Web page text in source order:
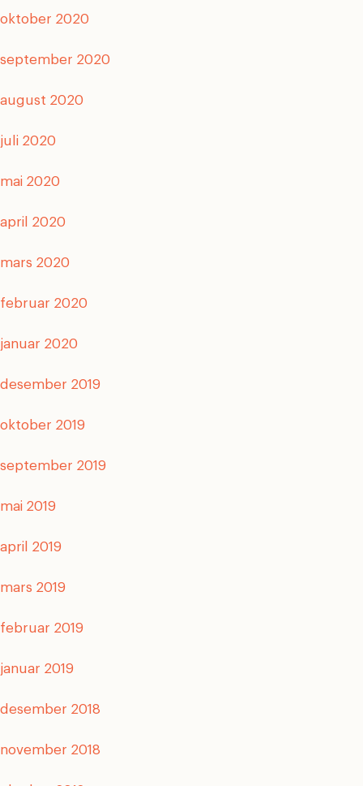
oktober 2020
september 2020
august 2020
juli 2020
mai 2020
april 2020
mars 2020
februar 2020
januar 2020
desember 2019
oktober 2019
september 2019
mai 2019
april 2019
mars 2019
februar 2019
januar 2019
desember 2018
november 2018